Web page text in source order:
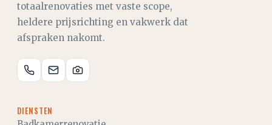
totaalrenovaties met vaste scope,
heldere prijsrichting en vakwerk dat
afspraken nakomt.
DIENSTEN